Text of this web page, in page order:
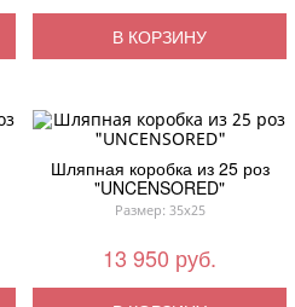
В КОРЗИНУ
Шляпная коробка из 25 роз
"UNCENSORED"
Размер: 35x25
13 950 руб.